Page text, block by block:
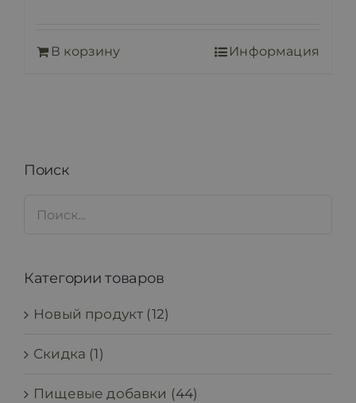
В корзину Информация
Поиск
Категории товаров
Новый продукт (12)
Скидка (1)
Пищевые добавки (44)